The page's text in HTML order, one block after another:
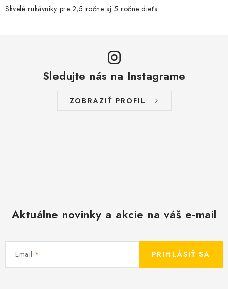
Skvelé rukávniky pre 2,5 ročne aj 5 ročne dieťa
Sledujte nás na Instagrame
ZOBRAZIŤ PROFIL
Aktuálne novinky a akcie na váš e-mail
Email PRIHLÁSIŤ SA